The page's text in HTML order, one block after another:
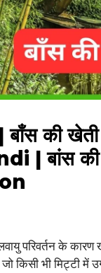
की
| बांस
परिवर्तन के
किसी भी मिट्टी में